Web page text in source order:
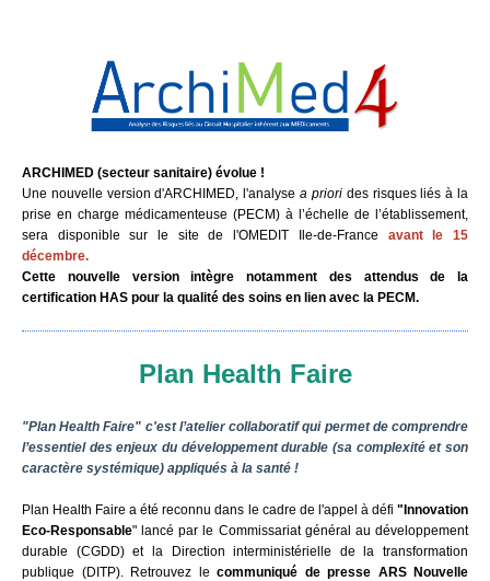
ARCHIMED (secteur sanitaire) évolue !
Une nouvelle version d'ARCHIMED, l'analysea priorides risques liés à la
prise en charge médicamenteuse (PECM) à l’échelle de l’établissement,
sera disponible sur le site de l'OMEDIT Ile-de-France avant le 15
décembre.
Cette nouvelle version intègre notamment des attendus de la
certification HAS pour la qualité des soins en lien avec la PECM.
Plan Health Faire
"Plan Health Faire" c'est l’atelier collaboratif qui permet de comprendre
l’essentiel des enjeux du développement durable (sa complexité et son
caractère systémique) appliqués à la santé !
Plan Health Faire a été reconnu dans le cadre de l'appel à défi "Innovation
Eco-Responsable" lancé par le Commissariat général au développement
durable (CGDD) et la Direction interministérielle de la transformation
publique (DITP). Retrouvez le communiqué de presse ARS Nouvelle